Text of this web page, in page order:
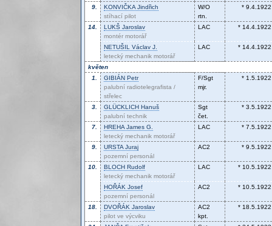
9. KONVIČKA Jindřich
stíhací pilot
W/O
rtn.
* 9.4.1922
14. LUKŠ Jaroslav
montér motorář
LAC * 14.4.1922
NETUŠIL
Václav J.
letecký mechanik motorář
LAC * 14.4.1922
květen
1.
GIBIÁN Petr
palubní radiotelegrafista /
střelec
F/Sgt
mjr.
* 1.5.1922
3. GLÜCKLICH Hanuš
palubní technik
Sgt
čet.
* 3.5.1922
7. HREHA James G.
letecký mechanik motorář
LAC * 7.5.1922
9. URSTA Juraj
pozemní personál
AC2 * 9.5.1922
10. BLOCH Rudolf
letecký mechanik motorář
LAC * 10.5.1922
HOŘÁK Josef
pozemní personál
AC2 * 10.5.1922
18. DVOŘÁK Jaroslav
pilot ve výcviku
AC2
kpt.
* 18.5.1922